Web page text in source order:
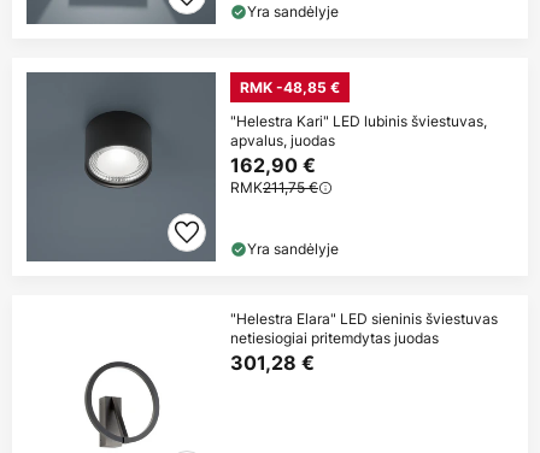
Yra sandėlyje
RMK -48,85 €
"Helestra Kari" LED lubinis šviestuvas,
apvalus, juodas
162,90 €
RMK211,75 €
Yra sandėlyje
"Helestra Elara" LED sieninis šviestuvas
netiesiogiai pritemdytas juodas
301,28 €